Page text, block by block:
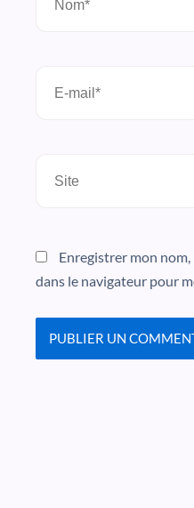
mail*
Enregistrer mon
dans le navigateur pour